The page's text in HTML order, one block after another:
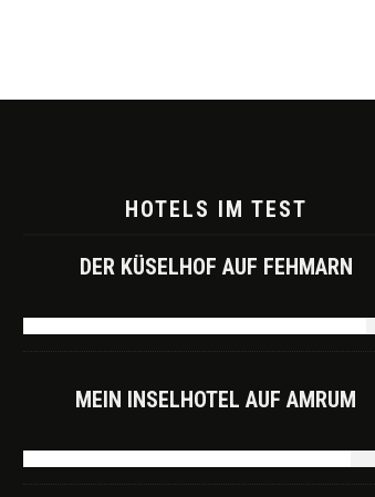
HOTELS IM TEST
DER KÜSELHOF AUF FEHMARN
MEIN INSELHOTEL AUF AMRUM